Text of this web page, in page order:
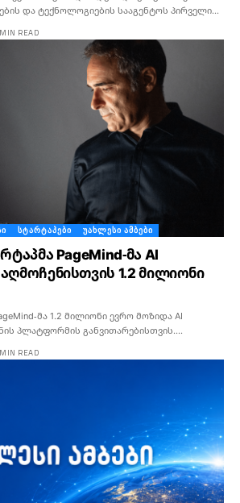
და ტექნოლოგიების სააგენტოს პირველი…
READ
ᲡᲢᲐᲠᲢᲐᲞᲔᲑᲘ ᲣᲐᲮᲚᲔᲡᲘ ᲐᲛᲑᲔᲑᲘ
PageMind-მა AI
1.2 მილიონი
მა 1.2 მილიონი ევრო მოზიდა AI
პლატფორმის განვითარებისთვის.…
READ